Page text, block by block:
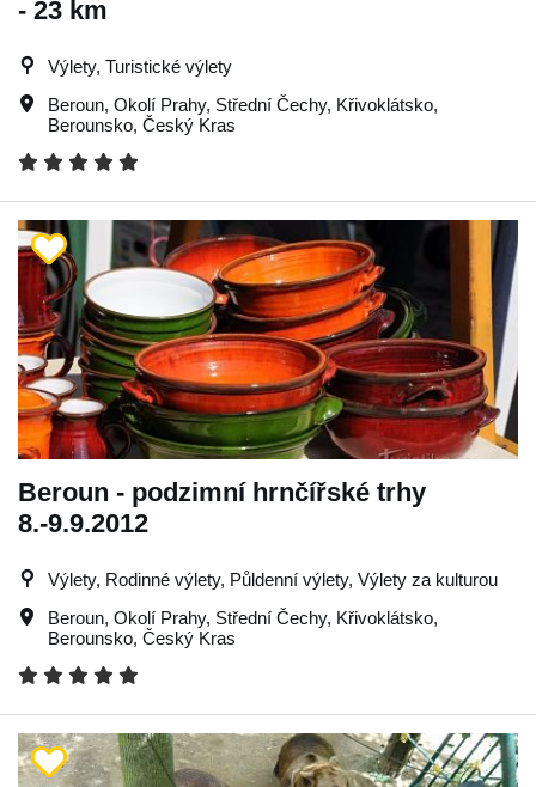
- 23 km
Výlety, Turistické výlety
Beroun, Okolí Prahy, Střední Čechy, Křivoklátsko,
Berounsko, Český Kras
Beroun - podzimní hrnčířské trhy
8.-9.9.2012
Výlety, Rodinné výlety, Půldenní výlety, Výlety za kulturou
Beroun, Okolí Prahy, Střední Čechy, Křivoklátsko,
Berounsko, Český Kras